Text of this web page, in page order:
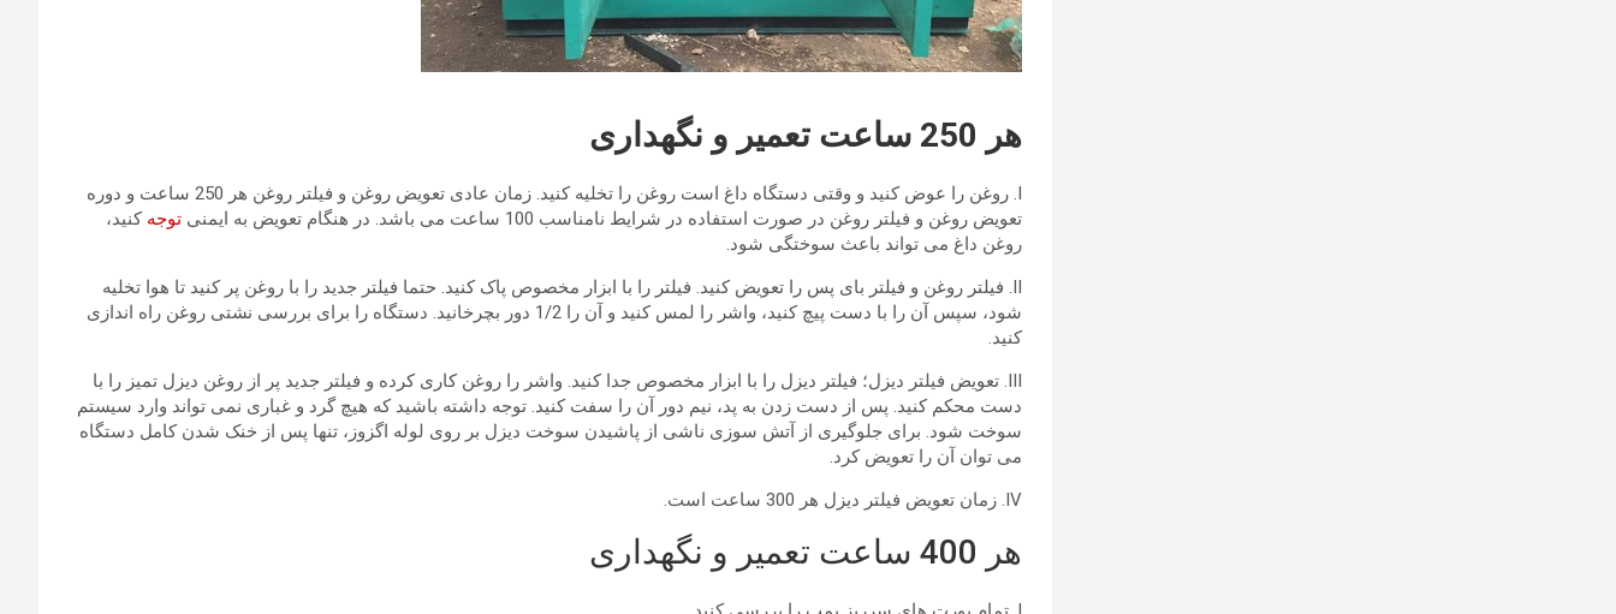
هر 250 ساعت تعمیر و نگهداری
I. روغن را عوض کنید و وقتی دستگاه داغ است روغن را تخلیه کنید. زمان عادی تعویض روغن و فیلتر روغن هر 250 ساعت و دوره
تعویض روغن و فیلتر روغن در صورت استفاده در شرایط نامناسب 100 ساعت می باشد. در هنگام تعویض به ایمنی
توجه کنید،
روغن داغ می تواند باعث سوختگی شود.
II. فیلتر روغن و فیلتر بای پس را تعویض کنید. فیلتر را با ابزار مخصوص پاک کنید. حتما فیلتر جدید را با روغن پر کنید تا هوا تخلیه
شود، سپس آن را با دست پیچ کنید، واشر را لمس کنید و آن را 1/2 دور بچرخانید. دستگاه را برای بررسی نشتی روغن راه اندازی
کنید.
III. تعویض فیلتر دیزل؛ فیلتر دیزل را با ابزار مخصوص جدا کنید. واشر را روغن کاری کرده و فیلتر جدید پر از روغن دیزل تمیز را با
دست محکم کنید. پس از دست زدن به پد، نیم دور آن را سفت کنید. توجه داشته باشید که هیچ گرد و غباری نمی تواند وارد سیستم
سوخت شود. برای جلوگیری از آتش سوزی ناشی از پاشیدن سوخت دیزل بر روی لوله اگزوز، تنها پس از خنک شدن کامل دستگاه
می توان آن را تعویض کرد.
IV. زمان تعویض فیلتر دیزل هر 300 ساعت است.
هر 400 ساعت تعمیر و نگهداری